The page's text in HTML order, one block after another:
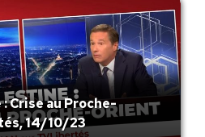
Crise au Proche-
14/10/23